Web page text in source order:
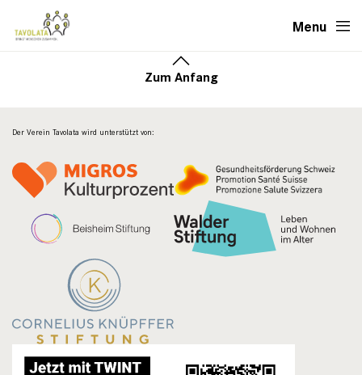
Menu
Zum Anfang
Der Verein Tavolata wird unterstützt von: